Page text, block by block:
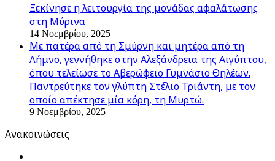
Ξεκίνησε η λειτουργία της μονάδας αφαλάτωσης
στη Μύρινα
14 Νοεμβρίου, 2025
Με πατέρα από τη Σμύρνη και μητέρα από τη
Λήμνο, γεννήθηκε στην Αλεξάνδρεια της Αιγύπτου,
όπου τελείωσε το Αβερώφειο Γυμνάσιο Θηλέων.
Παντρεύτηκε τον γλύπτη Στέλιο Τριάντη, με τον
οποίο απέκτησε μία κόρη, τη Μυρτώ.
9 Νοεμβρίου, 2025
Ανακοινώσεις